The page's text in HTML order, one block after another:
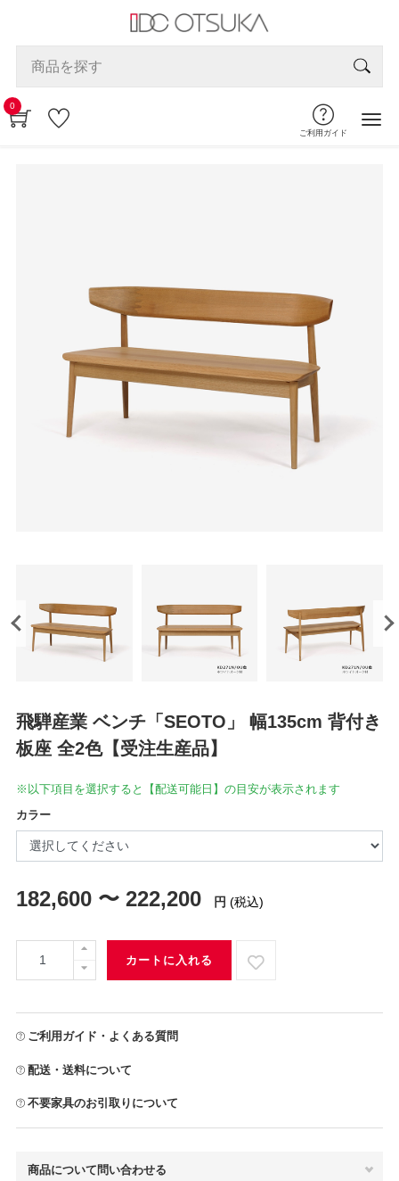
0
ご利用ガイド
飛騨産業 ベンチ「SEOTO」 幅135cm 背付き
板座 全2色【受注生産品】
※以下項目を選択すると【配送可能日】の目安が表示されます
カラー
182,600 〜 222,200 円 (税込)
カートに入れる
ご利用ガイド・よくある質問
配送・送料について
不要家具のお引取りについて
商品について問い合わせる